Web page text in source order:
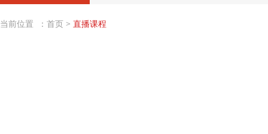
当前位置 ： 首页 > 直播课程